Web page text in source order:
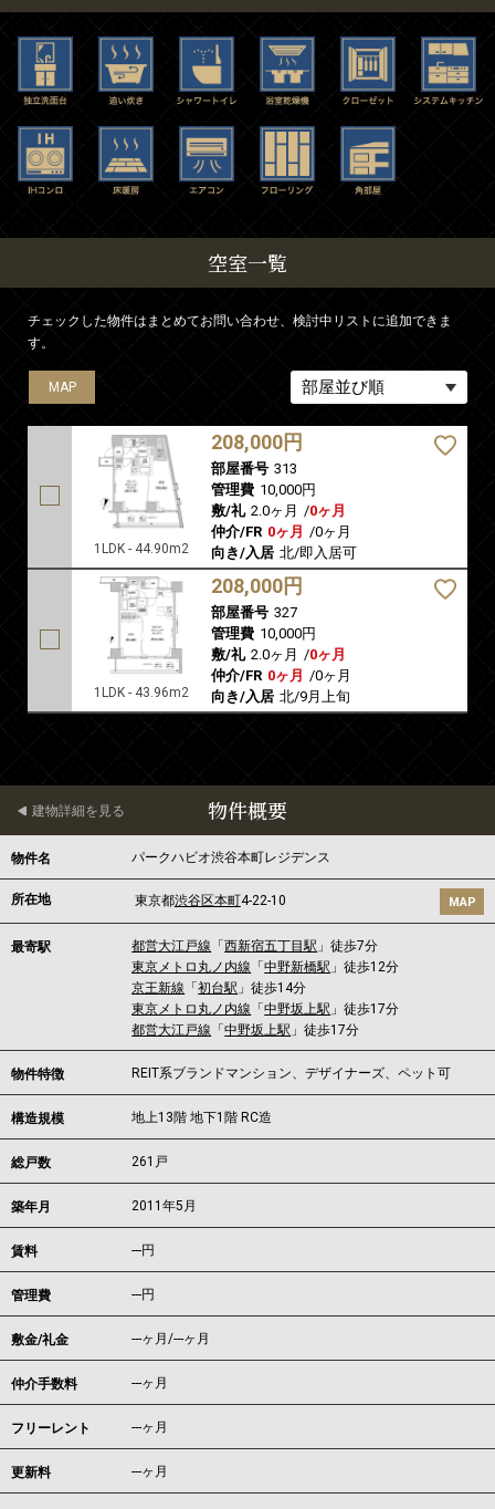
空室一覧
チェックした物件はまとめてお問い合わせ、検討中リストに追加できま
す。
MAP
1LDK - 44.90m2
208,000円
部屋番号 313
管理費 10,000円
敷/礼 2.0ヶ月 /0ヶ月
仲介/FR 0ヶ月 /0ヶ月
向き/入居 北/即入居可
MAP
1LDK - 43.96m2
208,000円
部屋番号 327
管理費 10,000円
敷/礼 2.0ヶ月 /0ヶ月
仲介/FR 0ヶ月 /0ヶ月
向き/入居 北/9月上旬
物件概要
建物詳細を見る
物件名 パークハビオ渋谷本町レジデンス
所在地 東京都渋谷区本町4-22-10 MAP
最寄駅 都営大江戸線 「西新宿五丁目駅 」徒歩7分
東京メトロ丸ノ内線 「中野新橋駅 」徒歩12分
京王新線 「初台駅 」徒歩14分
東京メトロ丸ノ内線 「中野坂上駅 」徒歩17分
都営大江戸線 「中野坂上駅 」徒歩17分
物件特徴 REIT系ブランドマンション、デザイナーズ、ペット可
構造規模 地上13階 地下1階 RC造
総戸数 261戸
築年月 2011年5月
賃料 ---円
管理費 ---円
敷金/礼金 ---ヶ月/---ヶ月
仲介手数料 ---ヶ月
フリーレント ---ヶ月
更新料 ---ヶ月